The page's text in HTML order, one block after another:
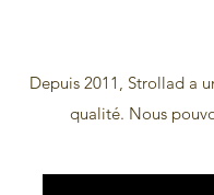
Depuis 2011, Strollad a
qualité. Nous